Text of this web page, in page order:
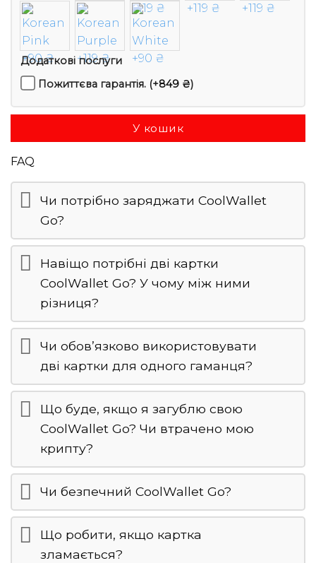
Додаткові послуги
Пожиттєва гарантія. (+849 ₴)
У кошик
FAQ
Чи потрібно заряджати CoolWallet
Go?
Навіщо потрібні дві картки
CoolWallet Go? У чому між ними
різниця?
Чи обов’язково використовувати
дві картки для одного гаманця?
Що буде, якщо я загублю свою
CoolWallet Go? Чи втрачено мою
крипту?
Чи безпечний CoolWallet Go?
Що робити, якщо картка
зламається?